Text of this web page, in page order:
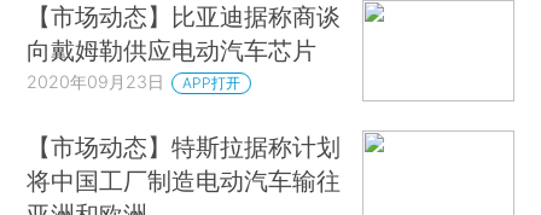
【市场动态】比亚迪据称商谈
向戴姆勒供应电动汽车芯片
2020年09月23日 APP打开
【市场动态】特斯拉据称计划
将中国工厂制造电动汽车输往